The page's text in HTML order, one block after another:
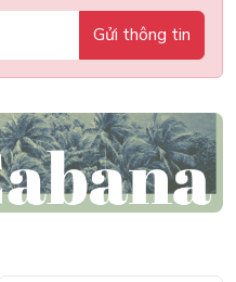
Gửi thông tin